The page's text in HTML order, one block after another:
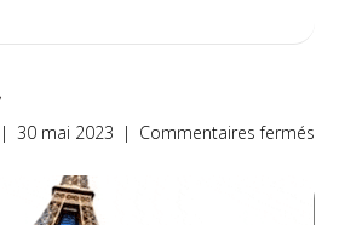
| 30 mai 2023 | Commentaires fermés